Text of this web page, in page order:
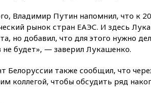
Владимир Путин напомнил, что к
рынок стран ЕАЭС. И здесь
но добавил, что для этого нужно
не будет», — заверил Лукашенко.
Белоруссии также сообщил, что
коллегой, чтобы обсудить ряд